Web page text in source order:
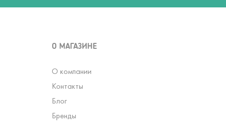
О МАГАЗИНЕ
О компании
Контакты
Блог
Бренды